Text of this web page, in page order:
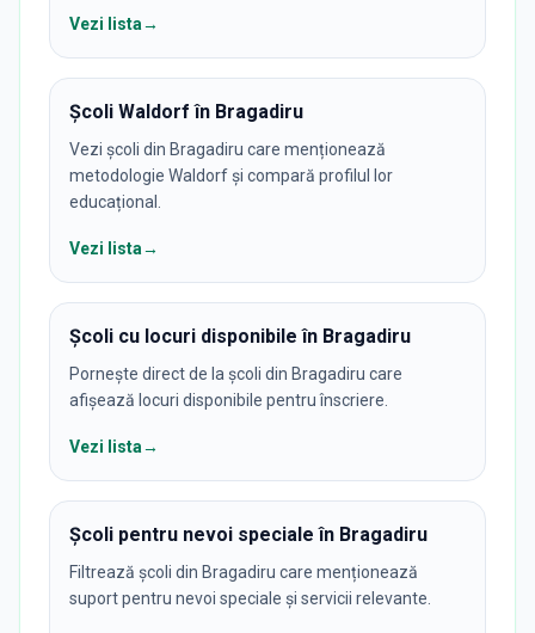
Vezi lista→
Școli Waldorf în Bragadiru
Vezi școli din Bragadiru care menționează
metodologie Waldorf și compară profilul lor
educațional.
Vezi lista→
Școli cu locuri disponibile în Bragadiru
Pornește direct de la școli din Bragadiru care
afișează locuri disponibile pentru înscriere.
Vezi lista→
Școli pentru nevoi speciale în Bragadiru
Filtrează școli din Bragadiru care menționează
suport pentru nevoi speciale și servicii relevante.